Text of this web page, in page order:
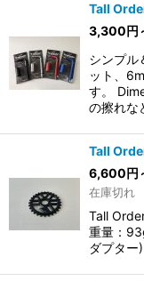
Tall
3,300円
シンプル
ット、
す。
の擦れな
Tall
6,600円
在庫切れ
Tall
重量：
ダプタ